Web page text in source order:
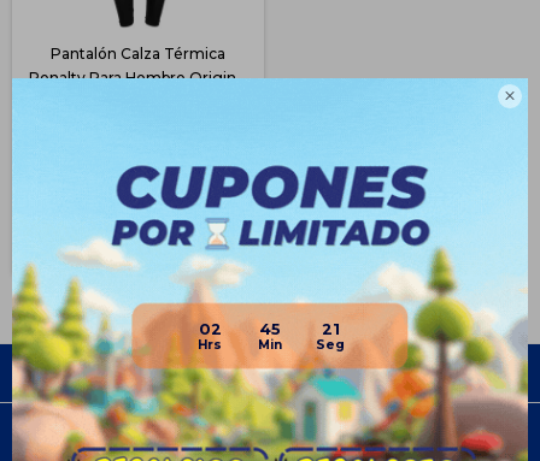

02 45 20
Pantalón Calza Térmica
Penalty Para Hombre Original
$ 632
$ 669
Disponible Envío
Empresa
Compra